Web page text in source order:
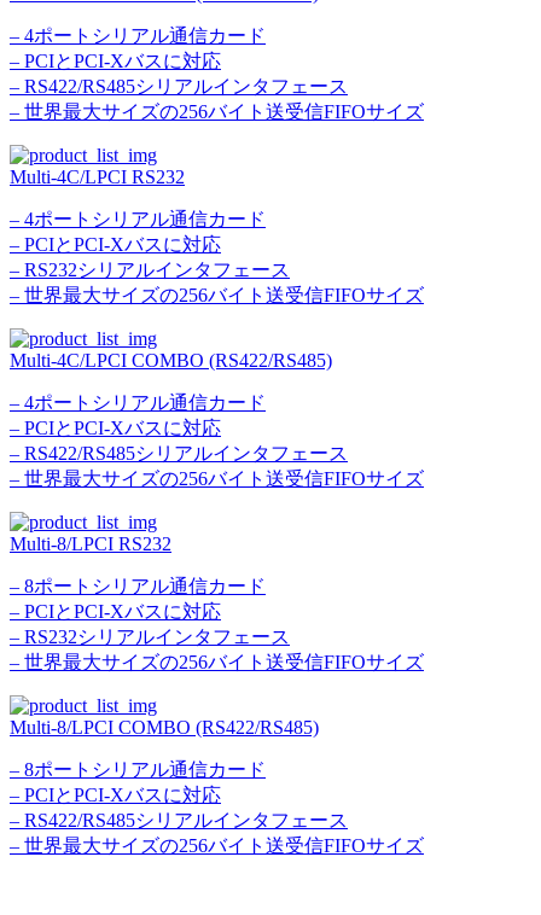
– 4ポートシリアル通信カード
– PCIとPCI-Xバスに対応
– RS422/RS485シリアルインタフェース
– 世界最大サイズの256バイト送受信FIFOサイズ
Multi-4C/LPCI RS232
– 4ポートシリアル通信カード
– PCIとPCI-Xバスに対応
– RS232シリアルインタフェース
– 世界最大サイズの256バイト送受信FIFOサイズ
Multi-4C/LPCI COMBO (RS422/RS485)
– 4ポートシリアル通信カード
– PCIとPCI-Xバスに対応
– RS422/RS485シリアルインタフェース
– 世界最大サイズの256バイト送受信FIFOサイズ
Multi-8/LPCI RS232
– 8ポートシリアル通信カード
– PCIとPCI-Xバスに対応
– RS232シリアルインタフェース
– 世界最大サイズの256バイト送受信FIFOサイズ
Multi-8/LPCI COMBO (RS422/RS485)
– 8ポートシリアル通信カード
– PCIとPCI-Xバスに対応
– RS422/RS485シリアルインタフェース
– 世界最大サイズの256バイト送受信FIFOサイズ